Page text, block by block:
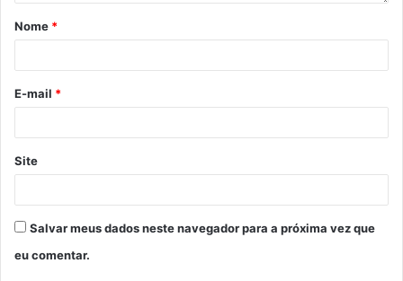
Nome *
E-mail *
Site
Salvar meus dados neste navegador para a próxima vez que
eu comentar.